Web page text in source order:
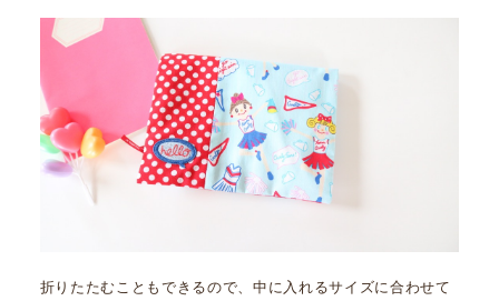
折りたたむこともできるので、中に入れるサイズに合わせて